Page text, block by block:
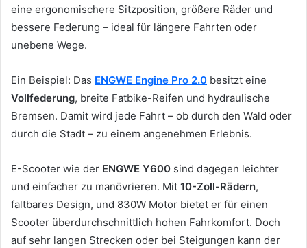
eine ergonomischere Sitzposition, größere Räder und
bessere Federung – ideal für längere Fahrten oder
unebene Wege.
Ein Beispiel: Das ENGWE Engine Pro 2.0 besitzt eine
Vollfederung, breite Fatbike-Reifen und hydraulische
Bremsen. Damit wird jede Fahrt – ob durch den Wald oder
durch die Stadt – zu einem angenehmen Erlebnis.
E-Scooter wie der ENGWE Y600 sind dagegen leichter
und einfacher zu manövrieren. Mit 10-Zoll-Rädern,
faltbares Design, und 830W Motor bietet er für einen
Scooter überdurchschnittlich hohen Fahrkomfort. Doch
auf sehr langen Strecken oder bei Steigungen kann der